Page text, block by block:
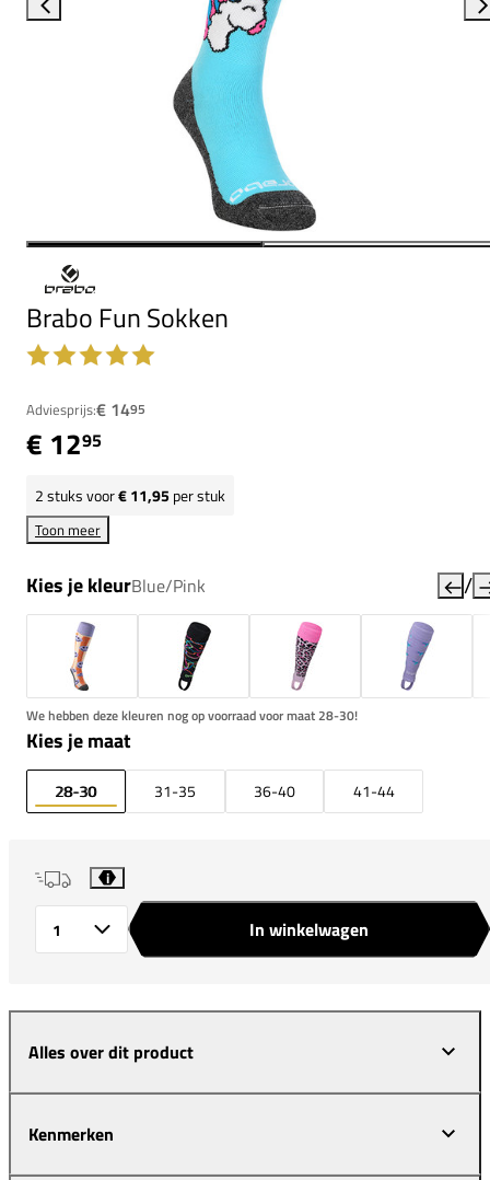
Brabo Fun Sokken
Adviesprijs:€ 1495
€ 1295
2stuks voor€ 11,95 per stuk
Toon meer
Kies je kleurBlue/Pink /
We hebben deze kleuren nog op voorraad voor maat 28-30!
Kies je maat
28-30 31-35 36-40 41-44
i
In winkelwagen
Alles over dit product
Kenmerken